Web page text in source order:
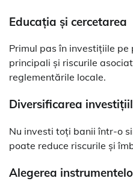
Educația și cercetarea
Primul pas în investițiile
principali și riscurile
reglementările locale.
Diversificarea
Nu investi toți banii într-o
poate reduce riscurile și
Alegerea